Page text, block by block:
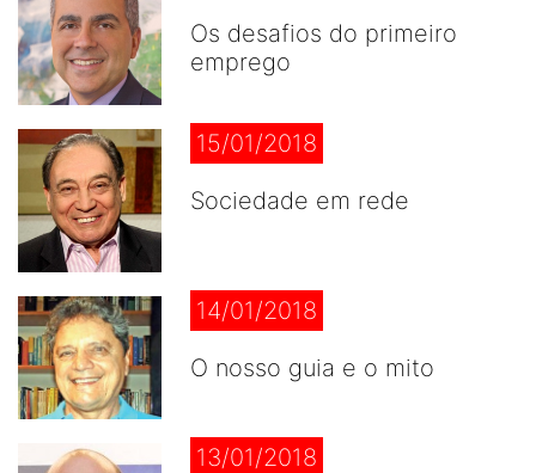
Os desafios do primeiro
emprego
15/01/2018
Sociedade em rede
14/01/2018
O nosso guia e o mito
13/01/2018